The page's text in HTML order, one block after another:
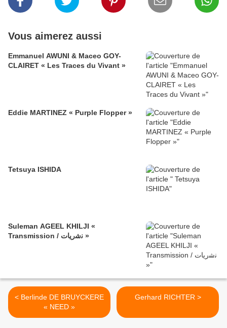
Vous aimerez aussi
Emmanuel AWUNI & Maceo GOY-
CLAIRET « Les Traces du Vivant »
Eddie MARTINEZ « Purple Flopper »
Tetsuya ISHIDA
Suleman AGEEL KHILJI «
Transmission / ﻧﺷرﯾﺎت »
< Berlinde DE BRUYCKERE
« NEED »
Gerhard RICHTER >